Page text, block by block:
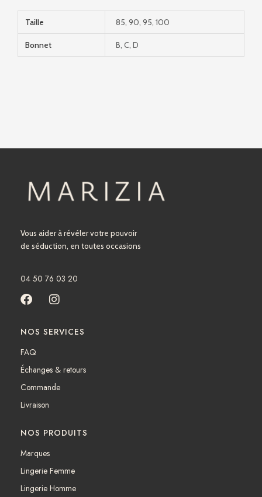
Taille 85, 90, 95, 100
Bonnet B, C, D
Vous aider à révéler votre pouvoir
de séduction, en toutes occasions
04 50 76 03 20
F
c
e
b
o
k
I
s
t
r
a
NOS SERVICES
FAQ
Échanges & retours
Commande
Livraison
NOS PRODUITS
Marques
Lingerie Femme
Lingerie Homme